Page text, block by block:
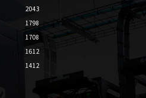
2043
1798
1708
1612
1412